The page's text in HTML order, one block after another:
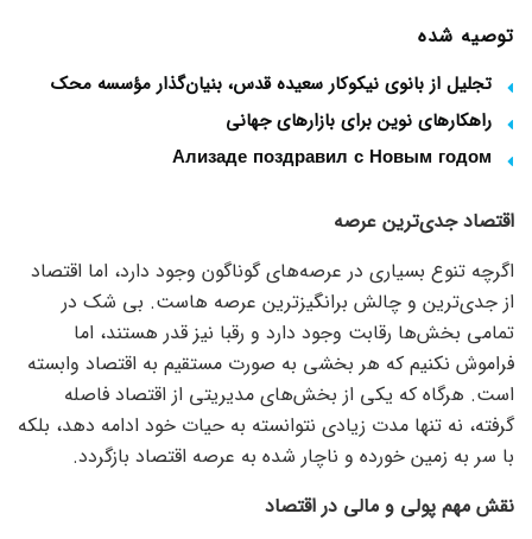
توصیه شده
تجلیل از بانوی نیکوکار سعیده قدس، بنیان‌گذار مؤسسه محک
راهکارهای نوین برای بازارهای جهانی
Ализаде поздравил с Новым годом
اقتصاد جدی‌ترین عرصه
اگرچه تنوع بسیاری در عرصه‌های گوناگون وجود دارد، اما اقتصاد
از جدی‌ترین و چالش برانگیزترین عرصه هاست. بی شک در
تمامی بخش‌ها رقابت وجود دارد و رقبا نیز قدر هستند، اما
فراموش نکنیم که هر بخشی به صورت مستقیم به اقتصاد وابسته
است. هرگاه که یکی از بخش‌های مدیریتی از اقتصاد فاصله
گرفته، نه تنها مدت زیادی نتوانسته به حیات خود ادامه دهد، بلکه
با سر به زمین خورده و ناچار شده به عرصه اقتصاد بازگردد.
نقش مهم پولی و مالی در اقتصاد